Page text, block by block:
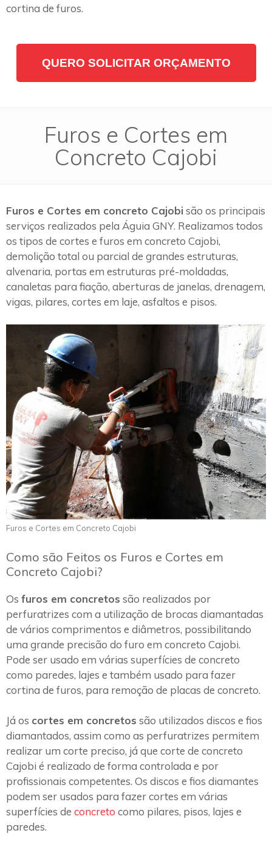
cortina de furos.
QUERO SOLICITAR ORÇAMENTO
Furos e Cortes em
Concreto Cajobi
Furos e Cortes em concreto Cajobi são os principais
serviços realizados pela Águia GNY. Realizamos todos
os tipos de cortes e furos em concreto Cajobi,
demolição total ou parcial de grandes estruturas,
alvenaria, portas em estruturas pré-moldadas,
canaletas para fiação, aberturas de janelas, drenagem,
vigas, pilares, cortes em laje, asfaltos e pisos.
Furos e Cortes em Concreto Cajobi
Como são Feitos os Furos e Cortes em
Concreto Cajobi?
Os furos em concretos são realizados por
perfuratrizes com a utilização de brocas diamantadas
de vários comprimentos e diâmetros, possibilitando
uma grande precisão do furo em concreto Cajobi.
Pode ser usado em várias superfícies de concreto
como paredes, lajes e também usado para fazer
cortina de furos, para remoção de placas de concreto.
Já os cortes em concretos são utilizados discos e fios
diamantados, assim como as perfuratrizes permitem
realizar um corte preciso, já que corte de concreto
Cajobi é realizado de forma controlada e por
profissionais competentes. Os discos e fios diamantes
podem ser usados para fazer cortes em várias
superfícies de concreto como pilares, pisos, lajes e
paredes.